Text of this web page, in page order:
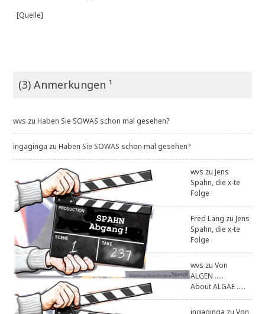
[Quelle]
(3) Anmerkungen ¹
wvs zuHaben Sie SOWAS schon mal gesehen?
ingaginga zuHaben Sie SOWAS schon mal gesehen?
wvs zuJens
Spahn, die x-te
Folge
Fred Lang zuJens
Spahn, die x-te
Folge
wvs zuVon
ALGEN .....
About ALGAE .....